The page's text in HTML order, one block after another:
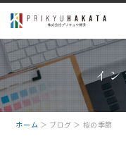
イ
ホーム ＞ ブログ ＞ 桜の季節